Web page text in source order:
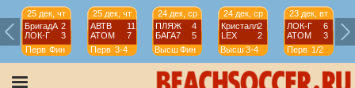
25 дек, чт
БригадА 2
ЛОК-Г
3
Перв Фин
25 дек, чт
АВТВ
11
АТОМ
7
Перв 3-4
24 дек, ср
ПЛЯЖ
4
БАГА7
5
Высш Фин
24 дек, ср
Кристалл2
LEX
2
Высш 3-4
23 дек, вт
ЛОК-Г
6
АТОМ
3
Перв 1/2